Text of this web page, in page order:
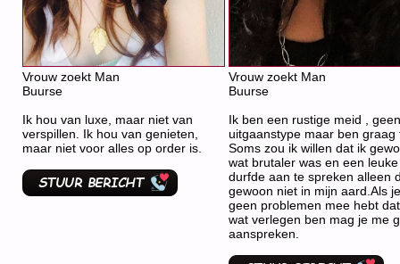
Vrouw zoekt Man
Buurse
Ik hou van luxe, maar niet van
verspillen. Ik hou van genieten,
maar niet voor alles op order is.
Vrouw zoekt Man
Buurse
Ik ben een rustige meid , geen
uitgaanstype maar ben graag
Soms zou ik willen dat ik
wat brutaler was en een
durfde aan te spreken alleen
gewoon niet in mijn aard.Als
geen problemen mee hebt
wat verlegen ben mag je me
aanspreken.